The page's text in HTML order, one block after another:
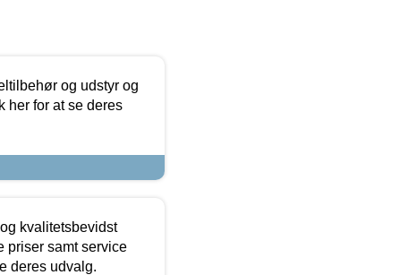
og udstyr og
her for at se deres
kvalitetsbevidst
priser samt service
deres udvalg.